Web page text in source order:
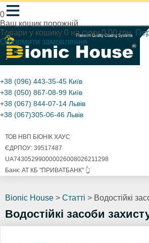
0
Ваш кошик порожній
Товари у кошику 0 на суму0.00 грн.
Оформити замовлення
≡
+38 (096) 443-35-45 Київ
+38 (050) 867-08-99 Київ
+38 (067) 844-07-14 Львів
+38 (067)305-06-46 Львів
ТОВ НВП БІОНІК ХАУС
ЄДРПОУ: 39517487
UA743052990000026008026211298
Банк: АТ КБ "ПРИВАТБАНК" 👆
Bionic House > Статті > Водостійкі
Водостійкі засоби